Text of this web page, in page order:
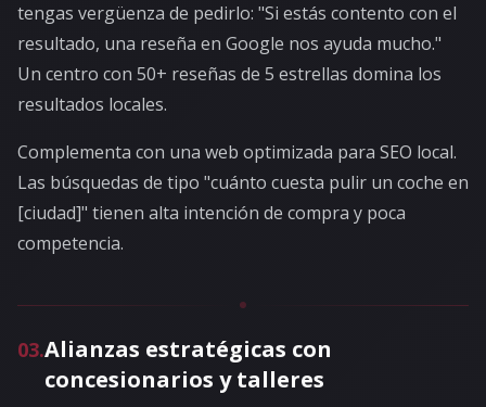
tengas vergüenza de pedirlo: "Si estás contento con el
resultado, una reseña en Google nos ayuda mucho."
Un centro con 50+ reseñas de 5 estrellas domina los
resultados locales.
Complementa con una web optimizada para SEO local.
Las búsquedas de tipo "cuánto cuesta pulir un coche en
[ciudad]" tienen alta intención de compra y poca
competencia.
03.Alianzas estratégicas con
concesionarios y talleres